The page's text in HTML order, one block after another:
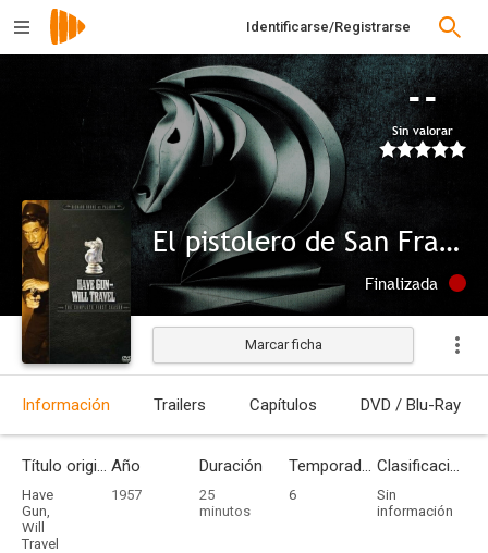
Identificarse/Registrarse
--
Sin valorar
El pistolero de San Francisco
Finalizada
Marcar ficha
Información Trailers Capítulos DVD / Blu-Ray
Título original
Have
Gun,
Will
Travel
Año
1957
Duración
25
minutos
Temporadas
6
Clasificación por edades
Sin
información